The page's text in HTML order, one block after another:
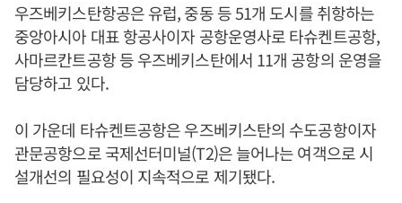
우즈베키스탄항공은 유럽, 중동 등 51개 도시를 취항하는
중앙아시아 대표 항공사이자 공항운영사로 타슈켄트공항,
사마르칸트공항 등 우즈베키스탄에서 11개 공항의 운영을
담당하고 있다.
이 가운데 타슈켄트공항은 우즈베키스탄의 수도공항이자
관문공항으로 국제선터미널(T2)은 늘어나는 여객으로 시
설개선의 필요성이 지속적으로 제기됐다.